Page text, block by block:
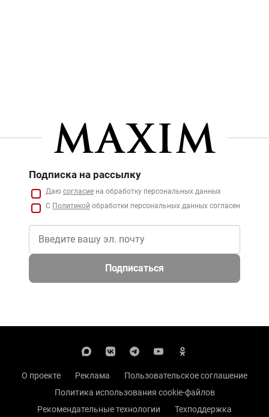
Подписка на рассылку
Даю согласие на обработку персональных данных
С Политикой обработки персональных данных согласен
Подписаться
О проекте Реклама
Пользовательское соглашение
Политика использования cookie-файлов
Рекомендательные технологии
Техподдержка